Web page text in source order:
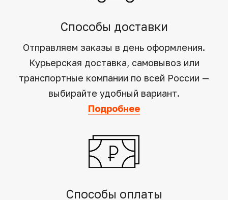
Способы доставки
Отправляем заказы в день оформления.
Курьерская доставка, самовывоз или
транспортные компании по всей России —
выбирайте удобный вариант.
Подробнее
Способы оплаты